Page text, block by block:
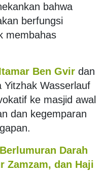
bahwa
berfungsi
membahas
Ben Gvir dan
Yitzhak Wasserlauf
ke masjid awal
dan kegemparan
Darah
Zamzam, dan Haji